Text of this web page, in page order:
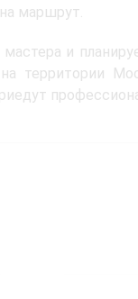
маршрут.
и
территории